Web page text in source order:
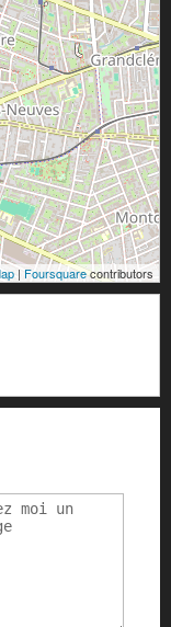
| Foursquarecontributors